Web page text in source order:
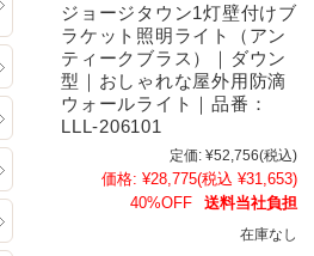
ジョージタウン1灯壁付けブ
ラケット照明ライト（アン
ティークブラス）｜ダウン
型｜おしゃれな屋外用防滴
ウォールライト｜品番：
LLL-206101
定価: ¥52,756(税込)
価格: ¥28,775(税込 ¥31,653)
40%OFF
送料当社負担
在庫なし